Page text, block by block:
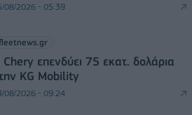
08/2026 - 05:39
επενδύει 75 εκατ. δολάρια
KG Mobility
08/2026 - 09:24